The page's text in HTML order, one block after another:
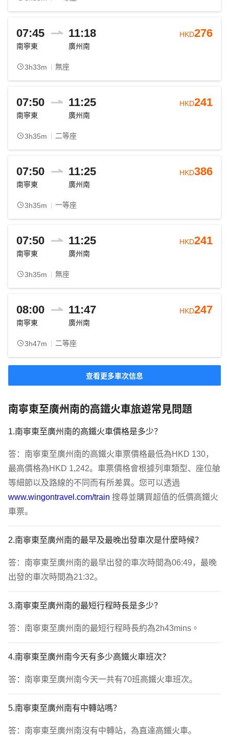
07:45 11:18
南寧東 廣州南
3h33m 無座
HKD276
07:50 11:25
南寧東 廣州南
3h35m 二等座
HKD241
07:50 11:25
南寧東 廣州南
3h35m 一等座
HKD386
07:50 11:25
南寧東 廣州南
3h35m 無座
HKD241
08:00 11:47
南寧東 廣州南
3h47m 二等座
HKD247
查看更多車次信息
南寧東至廣州南的高鐵火車旅遊常見問題
1.南寧東至廣州南的高鐵火車價格是多少？
答：南寧東至廣州南的高鐵火車票價格最低為HKD 130，
最高價格為HKD 1,242。車票價格會根據列車類型、座位艙
www.wingontravel.com/train 搜尋並購買超值的低價高鐵火
車票。
2.南寧東至廣州南的最早及最晚出發車次是什麼時候？
答：南寧東至廣州南的最早出發的車次時間為06:49，最晚
出發的車次時間為21:32。
3.南寧東至廣州南的最短行程時長是多少？
答：南寧東至廣州南的最短行程時長約為2h43mins。
4.南寧東至廣州南今天有多少高鐵火車班次？
答：南寧東至廣州南今天一共有70班高鐵火車班次。
5.南寧東至廣州南有中轉站嗎？
答：南寧東至廣州南沒有中轉站，為直達高鐵火車。